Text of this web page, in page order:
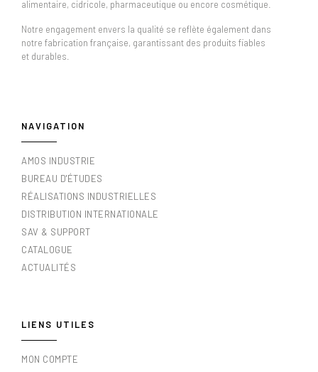
alimentaire, cidricole, pharmaceutique ou encore cosmétique.
Notre engagement envers la qualité se reflète également dans
notre fabrication française, garantissant des produits fiables
et durables.
NAVIGATION
AMOS INDUSTRIE
BUREAU D'ÉTUDES
RÉALISATIONS INDUSTRIELLES
DISTRIBUTION INTERNATIONALE
SAV & SUPPORT
CATALOGUE
ACTUALITÉS
LIENS UTILES
MON COMPTE